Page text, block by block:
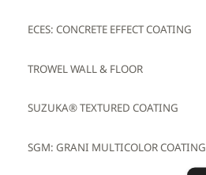
ECES: CONCRETE EFFECT COATING
TROWEL WALL & FLOOR
SUZUKA® TEXTURED COATING
SGM: GRANI MULTICOLOR COATING